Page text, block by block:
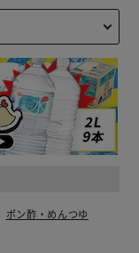
ポン酢・めんつゆ